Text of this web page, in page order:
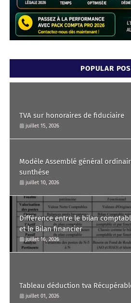
POPULAR
TVA sur honoraires de fiduciaire
juillet 15, 2026
Modèle Assemblé général
sunthése
juillet 10, 2026
Différence entre le bilan
et le Bilan financier
juillet 16, 2026
Tableau déduction tva
juillet 01, 2026